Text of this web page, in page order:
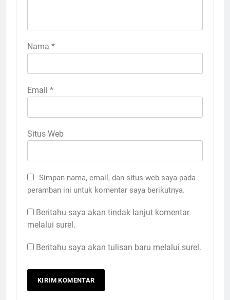
Nama *
Email *
Situs Web
Simpan nama, email, dan situs web saya pada
peramban ini untuk komentar saya berikutnya.
Beritahu saya akan tindak lanjut komentar
melalui surel.
Beritahu saya akan tulisan baru melalui surel.